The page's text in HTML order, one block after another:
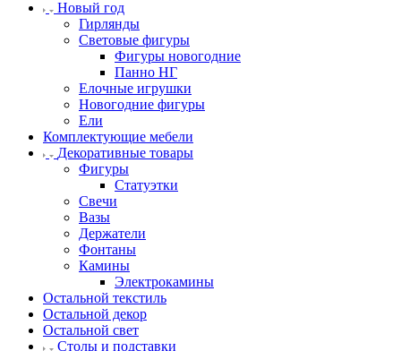
Новый год
Гирлянды
Световые фигуры
Фигуры новогодние
Панно НГ
Елочные игрушки
Новогодние фигуры
Ели
Комплектующие мебели
Декоративные товары
Фигуры
Статуэтки
Свечи
Вазы
Держатели
Фонтаны
Камины
Электрокамины
Остальной текстиль
Остальной декор
Остальной свет
Столы и подставки